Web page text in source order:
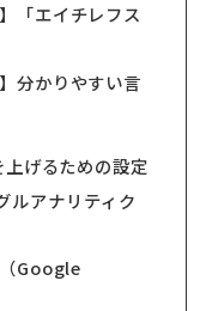
「エイチレフス
分かりやすい言
げるための設定
アナリティク
Google